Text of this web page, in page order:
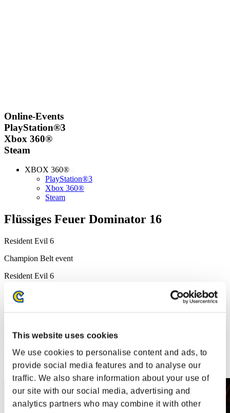
This website uses cookies
We use cookies to personalise content and ads, to
provide social media features and to analyse our
traffic. We also share information about your use of
our site with our social media, advertising and
analytics partners who may combine it with other
Online-Events
PlayStation®3
Xbox 360®
Steam
XBOX 360®
PlayStation®3
Xbox 360®
Steam
Flüssiges Feuer Dominator 16
Resident Evil 6
Champion Belt event
Resident Evil 6
Champion Belt event
Resident Evil 6
Event overDieses Event ist abgeschlossen
Event overDieses Event ist abgeschlossen
Event over Dieses Event ist abgeschlossen